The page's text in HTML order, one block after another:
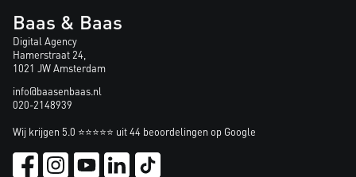
Baas & Baas
Digital Agency
Hamerstraat 24,
1021 JW Amsterdam
info@baasenbaas.nl
020-2148939
Wij krijgen 5.0 ⭐⭐⭐⭐⭐ uit 44 beoordelingen op Google